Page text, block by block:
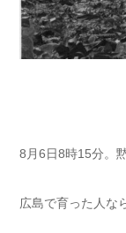
8月6日8時15分。黙
広島で育った人な